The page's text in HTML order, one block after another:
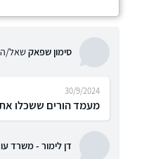
סימון שפאקשאל/
מעמד הורים ששכלו
30/9/2024
דן לימור - משרד